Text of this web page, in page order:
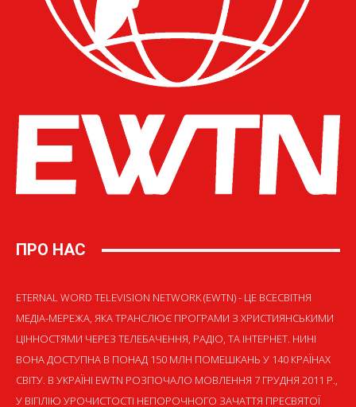
ПРО НАС
ETERNAL WORD TELEVISION NETWORK (EWTN) - ЦЕ ВСЕСВІТНЯ
МЕДІА-МЕРЕЖА, ЯКА ТРАНСЛЮЄ ПРОГРАМИ З ХРИСТИЯНСЬКИМИ
ЦІННОСТЯМИ ЧЕРЕЗ ТЕЛЕБАЧЕННЯ, РАДІО, ТА ІНТЕРНЕТ. НИНІ
ВОНА ДОСТУПНА В ПОНАД 150 МЛН ПОМЕШКАНЬ У 140 КРАЇНАХ
СВІТУ. В УКРАЇНІ EWTN РОЗПОЧАЛО МОВЛЕННЯ 7 ГРУДНЯ 2011 Р.,
У ВІГІЛІЮ УРОЧИСТОСТІ НЕПОРОЧНОГО ЗАЧАТТЯ ПРЕСВЯТОЇ